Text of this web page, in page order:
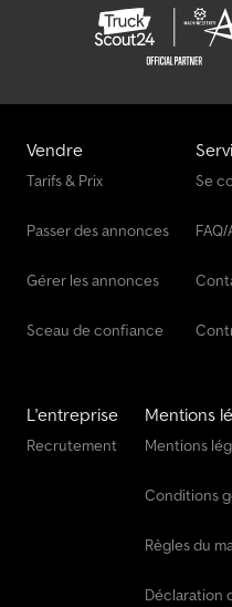
Vendre
Tarifs & Prix
Passer des annonces
Gérer les annonces
Sceau de confiance
Se
L'entreprise
Recrutement
Mentions
Mentions
Conditions
Règles du
Déclaration